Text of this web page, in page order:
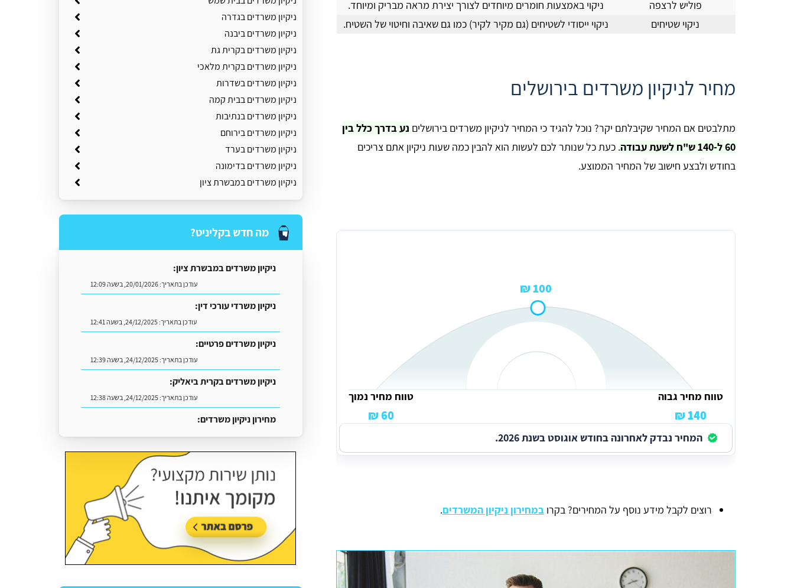
פוליש לרצפה
ניקוי באמצעות חומרים מיוחדים לצורך יצירת מראה מבריק ומיוחד.
ניקוי שטיחים
ניקוי ייסודי לשטיחים (גם מקיר לקיר) כמו גם שאיבה וחיטוי של השטיח.
מחיר לניקיון משרדים בירושלים
מתלבטים אם המחיר שקיבלתם יקר? נוכל להגיד כי המחיר לניקיון משרדים בירושלים נע בדרך כלל בין
60 ל-140 ש"ח לשעת עבודה
. כעת כל שנותר לכם לעשות הוא להבין כמה שעות ניקיון אתם צריכים
בחודש ולבצע חישוב של המחיר הממוצע.
100 ₪
טווח מחיר גבוה
140 ₪
טווח מחיר נמוך
60 ₪
המחיר נבדק לאחרונה בחודש אוגוסט בשנת 2026.
רוצים לקבל מידע נוסף על המחירים? בקרובמחירון ניקיון המשרדים.
ניקיון משרדים בגדרה
ניקיון משרדים ביבנה
ניקיון משרדים בקרית גת
ניקיון משרדים בקרית מלאכי
ניקיון משרדים בשדרות
ניקיון משרדים בבית קמה
ניקיון משרדים בנתיבות
ניקיון משרדים בירוחם
ניקיון משרדים בערד
ניקיון משרדים בדימונה
ניקיון משרדים במבשרת ציון
מה חדש בקליניט?
ניקיון משרדים במבשרת ציון:
עודכן בתאריך:20/01/2026, בשעה 12:09
ניקיון משרדי עורכי דין:
עודכן בתאריך:24/12/2025, בשעה 12:41
ניקיון משרדים פרטיים:
עודכן בתאריך:24/12/2025, בשעה 12:39
ניקיון משרדים בקרית ביאליק:
עודכן בתאריך:24/12/2025, בשעה 12:38
מחירון ניקיון משרדים:
עודכן בתאריך:18/05/2026, בשעה 13:13